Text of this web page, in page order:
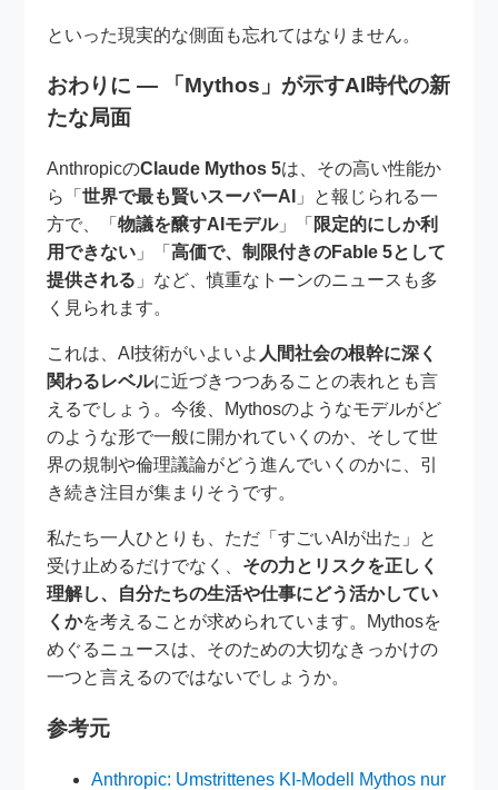
といった現実的な側面も忘れてはなりません。
おわりに ― 「Mythos」が示すAI時代の新
たな局面
AnthropicのClaude Mythos 5は、その高い性能か
ら「世界で最も賢いスーパーAI
」と報じられる一
方で、「物議を醸すAIモデル」「 限定的にしか利
用できない 」「高価で、制限付きのFable 5として
提供される 」など、慎重なトーンのニュースも多
く見られます。
これは、AI技術がいよいよ 人間社会の根幹に深く
関わるレベルに近づきつつあることの表れとも言
えるでしょう。今後、Mythosのようなモデルがど
のような形で一般に開かれていくのか、そして世
界の規制や倫理議論がどう進んでいくのかに、引
き続き注目が集まりそうです。
私たち一人ひとりも、ただ「すごいAIが出た」と
受け止めるだけでなく、 その力とリスクを正しく
理解し、自分たちの生活や仕事にどう活かしてい
くかを考えることが求められています。Mythosを
めぐるニュースは、そのための大切なきっかけの
一つと言えるのではないでしょうか。
参考元
Anthropic: Umstrittenes KI-Modell Mythos nur